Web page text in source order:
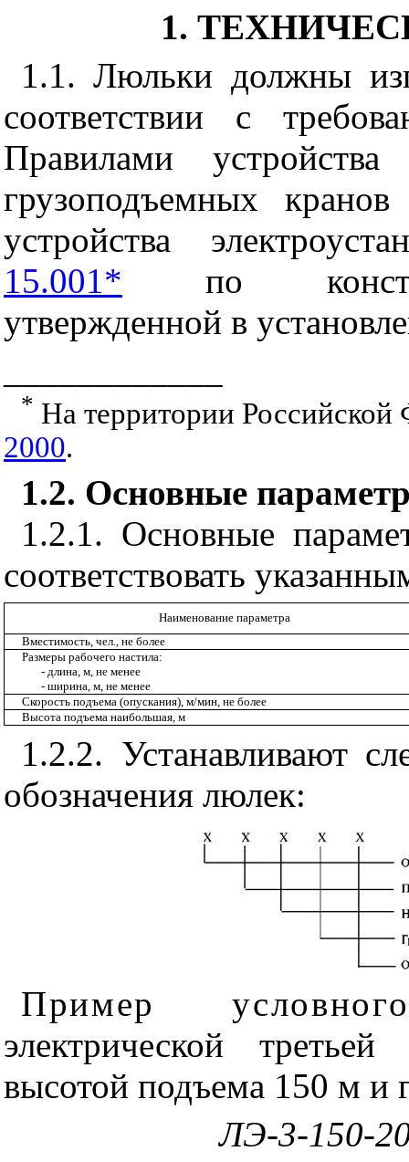
1.
1.1. Люльки должны
соответствии с
Правилами
грузоподъемных кранов
устройства
15.001* по
утвержденной в
* На территории Российской
2000.
1.2. Основные
1.2.1. Основные
соответствовать
Наименование параметра
Вместимость, чел., не более
Размеры рабочего настила:
- длина, м, не менее
- ширина, м, не менее
Скорость подъема (опускания), м/мин, не более
Высота подъема наибольшая, м
1.2.2. Устанавливают
обозначения люлек:
Пример
электрической
высотой подъема 150 м и
ЛЭ-3-150-